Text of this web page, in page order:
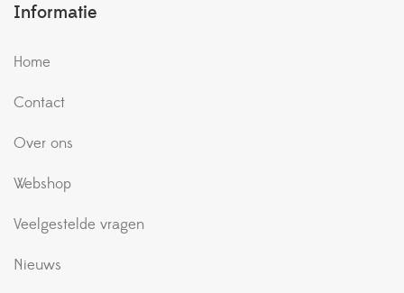
Informatie
Home
Contact
Over ons
Webshop
Veelgestelde vragen
Nieuws